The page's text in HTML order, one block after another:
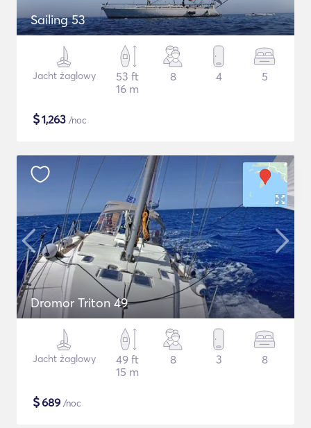
Sailing 53
Jacht żaglowy
53 ft
16 m
8 4 5
$1,263 /noc
Dromor Triton 49
Jacht żaglowy
49 ft
15 m
8 3 8
$689 /noc